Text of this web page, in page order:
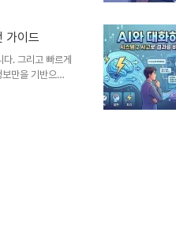
에 접근한다.기
수 있다. 하지
가이드
. 그리고 빠르게
만을 기반으로
가 똑똑하다고
맥락이 없습..